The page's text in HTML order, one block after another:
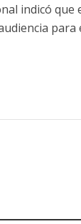
indicó
para